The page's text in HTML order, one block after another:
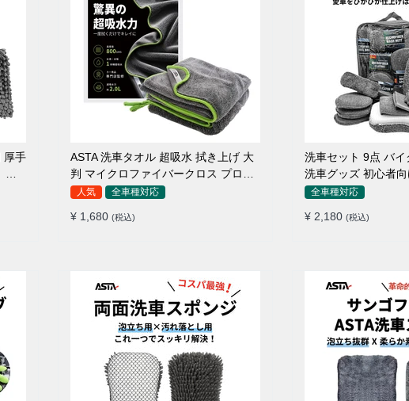
車
け
ASTA 洗車タオル 超吸水 拭き上げ 大
判 マイクロファイバークロス プロ仕
様 水拭き 窓拭き 洗車 業務用 タオル
洗車クロス
人気 全車種対応
¥ 1,680 (税込)
洗車セット 9点 バ
洗車グッズ 初心者
ポンジ タオル グロ
拭き・水拭き対応
全車種対応
¥ 2,180 (税込)